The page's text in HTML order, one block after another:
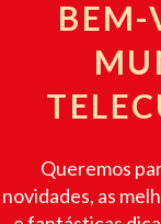
BEM-
Queremos
novidades, as